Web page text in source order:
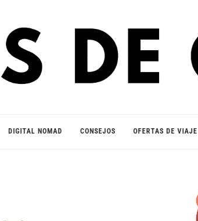
DIGITAL NOMAD CONSEJOS OFERTAS DE VIAJE